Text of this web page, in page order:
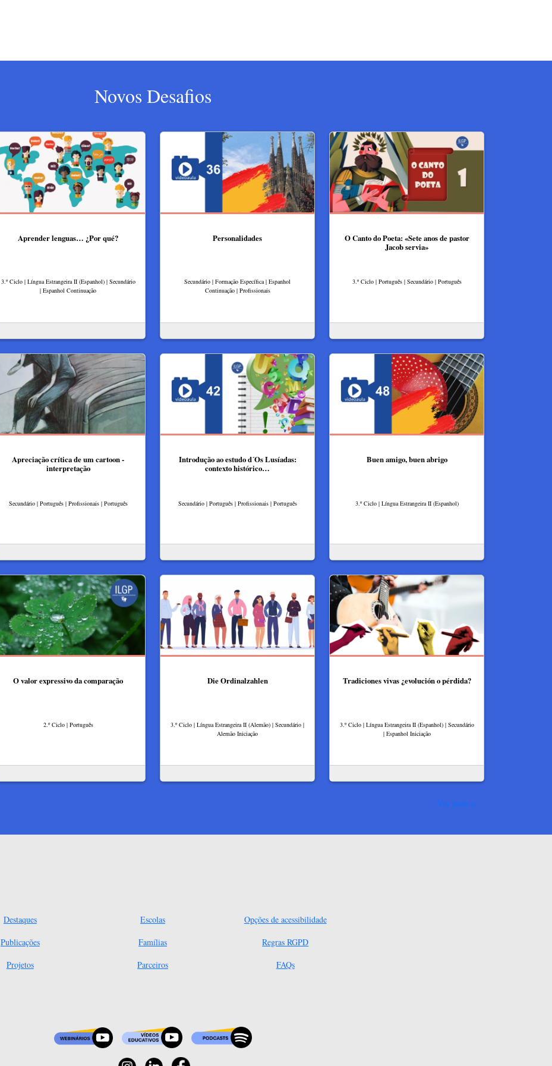
Novos Desafios
Aprender lenguas… ¿Por qué?
3.º Ciclo | Língua Estrangeira II (Espanhol) | Secundário
| Espanhol Continuação
Personalidades
Secundário | Formação Específica | Espanhol
Continuação | Profissionais
O Canto do Poeta: «Sete anos de pastor
Jacob servia»
3.º Ciclo | Português | Secundário | Português
Apreciação crítica de um cartoon -
interpretação
Secundário | Português | Profissionais | Português
Introdução ao estudo d´Os Lusíadas:
contexto histórico…
Secundário | Português | Profissionais | Português
Buen amigo, buen abrigo
3.º Ciclo | Língua Estrangeira II (Espanhol)
O valor expressivo da comparação
2.º Ciclo | Português
Die Ordinalzahlen
3.º Ciclo | Língua Estrangeira II (Alemão) | Secundário |
Alemão Iniciação
Tradiciones vivas ¿evolución o pérdida?
3.º Ciclo | Língua Estrangeira II (Espanhol) | Secundário
| Espanhol Iniciação
Ver mais
Destaques
Publicações
Projetos
Escolas
Famílias
Parceiros
Opções de acessibilidade
Regras RGPD
FAQs